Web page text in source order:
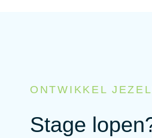
ONTWIKKEL
Stage